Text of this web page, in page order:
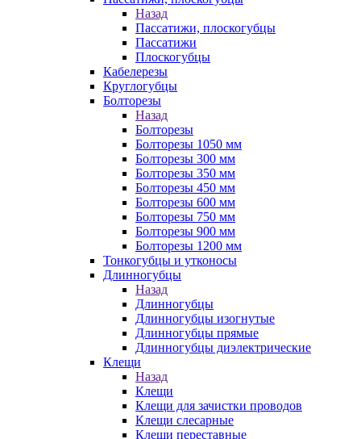
Назад
Пассатижи, плоскогубцы
Пассатижи
Плоскогубцы
Кабелерезы
Круглогубцы
Болторезы
Назад
Болторезы
Болторезы 1050 мм
Болторезы 300 мм
Болторезы 350 мм
Болторезы 450 мм
Болторезы 600 мм
Болторезы 750 мм
Болторезы 900 мм
Болторезы 1200 мм
Тонкогубцы и утконосы
Длинногубцы
Назад
Длинногубцы
Длинногубцы изогнутые
Длинногубцы прямые
Длинногубцы диэлектрические
Клещи
Назад
Клещи
Клещи для зачистки проводов
Клещи слесарные
Клещи переставные